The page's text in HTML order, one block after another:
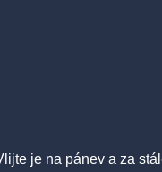
je na pánev a za